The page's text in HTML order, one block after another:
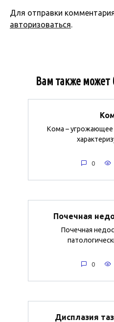
Для отправки
авторизоваться.
Вам также может
Кома – угрожающее
0
Почечная
Почечная
0
Дисплазия